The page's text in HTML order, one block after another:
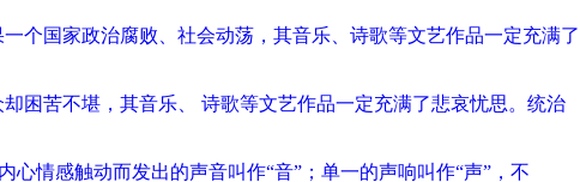
个国家政治腐败、社会动荡，其音乐、诗歌等文艺作品一定充满了
困苦不堪，其音乐、 诗歌等文艺作品一定充满了悲哀忧思。统治
情感触动而发出的声音叫作“音”；单一的声响叫作“声”，不